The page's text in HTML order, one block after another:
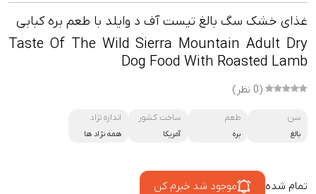
غذای خشک سگ بالغ تیست آف د وایلد با طعم بره کبابی
Taste Of The Wild Sierra Mountain Adult Dry
Dog Food With Roasted Lamb
(0 نظر)
سن
بالغ
طعم
بره
ساخت کشور
آمریکا
اندازه نژاد
همه نژاد ها
تمام شده موجود شد خبرم کن